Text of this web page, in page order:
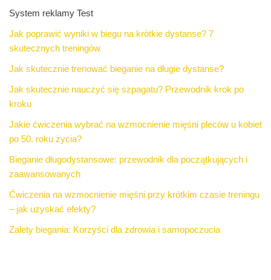
System reklamy Test
Jak poprawić wyniki w biegu na krótkie dystanse? 7
skutecznych treningów
Jak skutecznie trenować bieganie na długie dystanse?
Jak skutecznie nauczyć się szpagatu? Przewodnik krok po
kroku
Jakie ćwiczenia wybrać na wzmocnienie mięśni pleców u kobiet
po 50. roku życia?
Bieganie długodystansowe: przewodnik dla początkujących i
zaawansowanych
Ćwiczenia na wzmocnienie mięśni przy krótkim czasie treningu
– jak uzyskać efekty?
Zalety biegania: Korzyści dla zdrowia i samopoczucia